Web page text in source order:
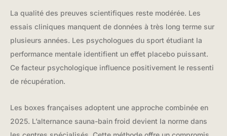
La qualité des preuves scientifiques reste modérée. Les
essais cliniques manquent de données à très long terme sur
plusieurs années. Les psychologues du sport étudiant la
performance mentale identifient un effet placebo puissant.
Ce facteur psychologique influence positivement le ressenti
de récupération.
Les boxes françaises adoptent une approche combinée en
2025. L’alternance sauna-bain froid devient la norme dans